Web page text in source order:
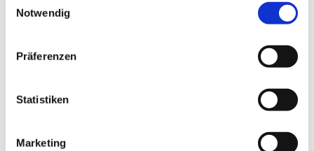
Notwendig
Präferenzen
Statistiken
Marketing
Dies könnte Sie auch